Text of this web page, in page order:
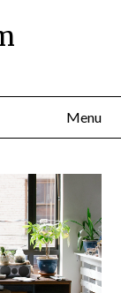
Menu